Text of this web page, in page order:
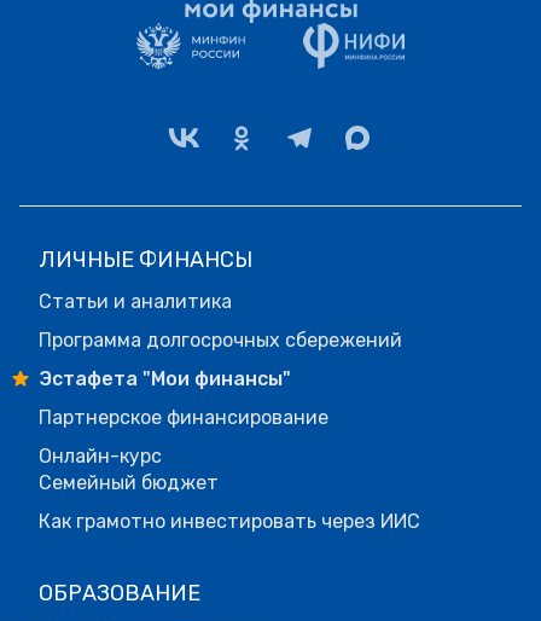
ЛИЧНЫЕ ФИНАНСЫ
Статьи и аналитика
Программа долгосрочных сбережений
Эстафета "Мои финансы"
Партнерское финансирование
Онлайн-курс
Семейный бюджет
Как грамотно инвестировать через ИИС
ОБРАЗОВАНИЕ